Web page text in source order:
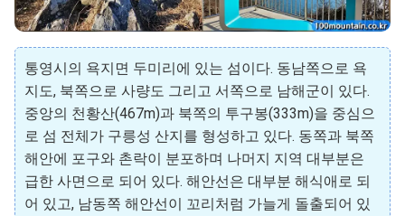
통영시의 욕지면 두미리에 있는 섬이다. 동남쪽으로 욕
지도, 북쪽으로 사량도 그리고 서쪽으로 남해군이 있다.
중앙의 천황산(467m)과 북쪽의 투구봉(333m)을 중심으
로 섬 전체가 구릉성 산지를 형성하고 있다. 동쪽과 북쪽
해안에 포구와 촌락이 분포하며 나머지 지역 대부분은
급한 사면으로 되어 있다. 해안선은 대부분 해식애로 되
어 있고, 남동쪽 해안선이 꼬리처럼 가늘게 돌출되어 있